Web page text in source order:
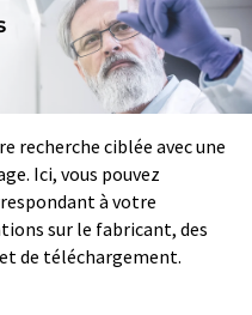
recherche ciblée avec une
Ici, vous pouvez
à votre
sur le fabricant, des
de téléchargement.